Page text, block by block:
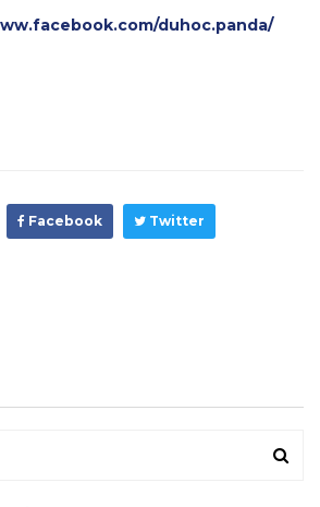
duhoc.panda/
Facebook Twitter